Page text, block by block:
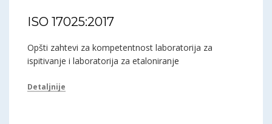
ISO 17025:2017
Opšti zahtevi za kompetentnost laboratorija za
ispitivanje i laboratorija za etaloniranje
Detaljnije